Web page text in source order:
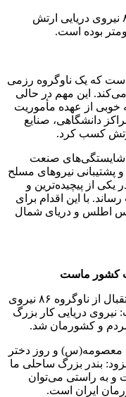
مجموع مسیر طی‌شده توسط ناوگروه ۸۶ نیروی دریایی ارتش
است که یک ناوگروه رزمی
این مهم در حالی
خوبی از عهده مأموریت
دانشگاهی، صنایع
ارتش کسب کرد.
شایستگی‌های صنعت
پشتیبانی نیروهای مسلح
یکی از پیچیده‌ترین و
با این اقدام برای
اطلس و دریای شمال
کشور ماست
رئیس‌ستاد کل نیروهای مسلح در آئین استقبال از ناوگروه ۸۶ نیروی
دریایی کار بزرگ
و کشورمان شد.
و روز دختر
بندر بزرگ ساحلی ما
و به راستی می‌توان
ایران است.